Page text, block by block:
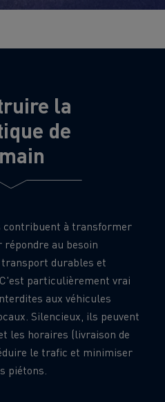
la
de
contribuent à transformer
au besoin
durables et
particulièrement vrai
aux véhicules
Silencieux, ils peuvent
les horaires (livraison de
le trafic et minimiser
piétons.